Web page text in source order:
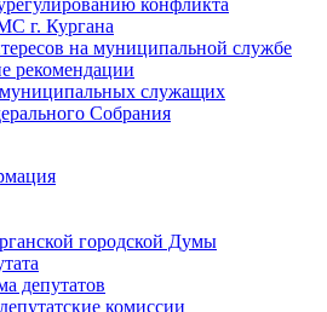
г. Кургана
на муниципальной службе
рекомендации
служащих
Cобрания
городской Думы
депутатов
комиссии